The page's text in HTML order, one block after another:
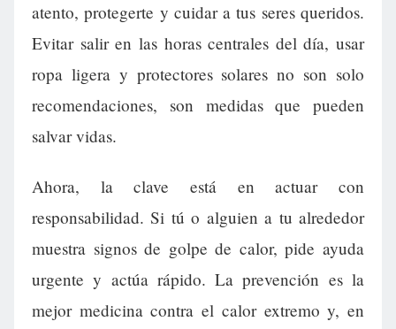
atento, protegerte y cuidar a tus seres queridos.
Evitar salir en las horas centrales del día, usar
ropa ligera y protectores solares no son solo
recomendaciones, son medidas que pueden
salvar vidas.
Ahora, la clave está en actuar con
responsabilidad. Si tú o alguien a tu alrededor
muestra signos de golpe de calor, pide ayuda
urgente y actúa rápido. La prevención es la
mejor medicina contra el calor extremo y, en